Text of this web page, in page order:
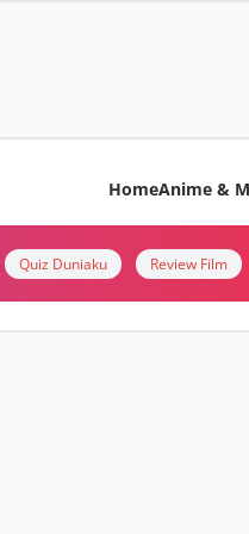
HomeAnime &
Quiz Duniaku Review Film